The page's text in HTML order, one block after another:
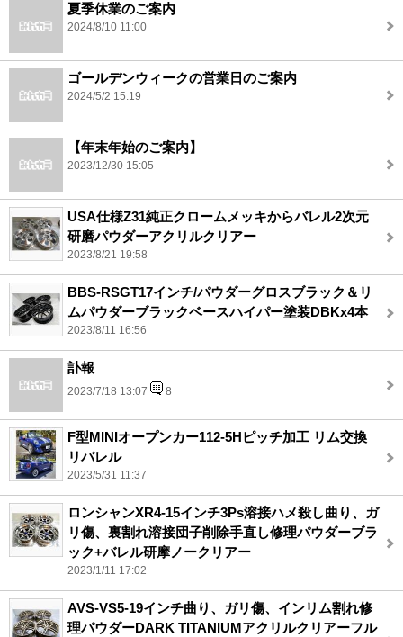
夏季休業のご案内
2024/8/10 11:00
ゴールデンウィークの営業日のご案内
2024/5/2 15:19
【年末年始のご案内】
2023/12/30 15:05
USA仕様Z31純正クロームメッキからバレル2次元
研磨パウダーアクリルクリアー
2023/8/21 19:58
BBS-RSGT17インチ/パウダーグロスブラック＆リ
ムパウダーブラックベースハイパー塗装DBKx4本
2023/8/11 16:56
訃報
2023/7/18 13:07 8
F型MINIオープンカー112-5Hピッチ加工 リム交換
リバレル
2023/5/31 11:37
ロンシャンXR4-15インチ3Ps溶接ハメ殺し曲り、ガ
リ傷、裏割れ溶接団子削除手直し修理パウダーブラ
ック+バレル研摩ノークリアー
2023/1/11 17:02
AVS-VS5-19インチ曲り、ガリ傷、インリム割れ修
理パウダーDARK TITANIUMアクリルクリアーフル